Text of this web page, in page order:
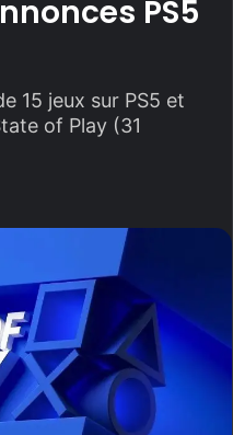
PS5
15 jeux sur PS5 et
of Play (31